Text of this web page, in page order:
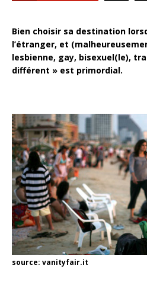
Bien choisir sa destination
l’étranger, et
lesbienne, gay, bisexuel(le),
différent » est primordial.
source: vanityfair.it